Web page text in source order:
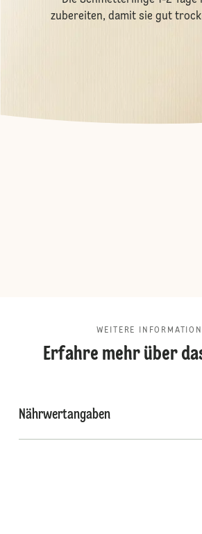
zubereiten, damit sie gut
WEITERE
Erfahre mehr über
Nährwertangaben